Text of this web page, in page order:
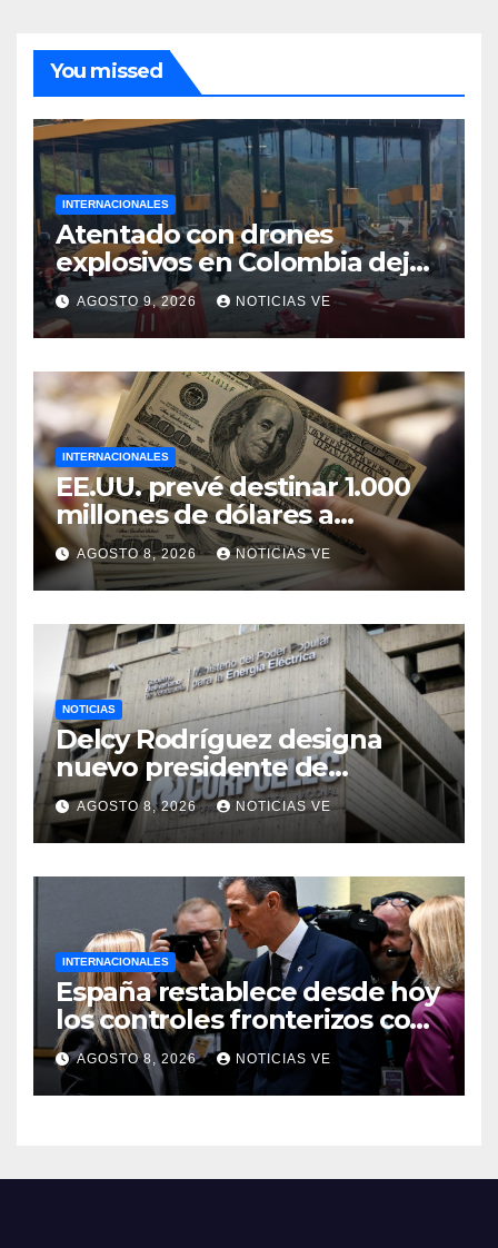
You missed
INTERNACIONALES
Atentado con drones
explosivos en Colombia deja
un policía muerto
AGOSTO 9, 2026 NOTICIAS VE
INTERNACIONALES
EE.UU. prevé destinar 1.000
millones de dólares a
Colombia para un paquete
de seguridad
AGOSTO 8, 2026 NOTICIAS VE
NOTICIAS
Delcy Rodríguez designa
nuevo presidente de
Corpoelec y nuevo
viceministro de Servicios
Eléctricos
AGOSTO 8, 2026 NOTICIAS VE
INTERNACIONALES
España restablece desde hoy
los controles fronterizos con
Italia tras el rechazo de Roma
a retirar las restricciones
AGOSTO 8, 2026 NOTICIAS VE